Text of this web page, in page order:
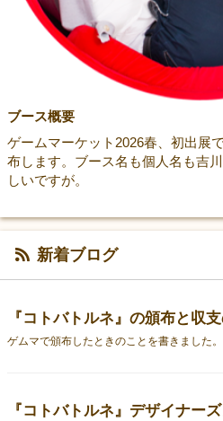
ブース概要
ゲームマーケット2026春、初出展
布します。ブース名も個人名も吉
しいですが。
新着ブログ
『コトバトルネ』の頒布と収
『コトバトルネ』デザイナー